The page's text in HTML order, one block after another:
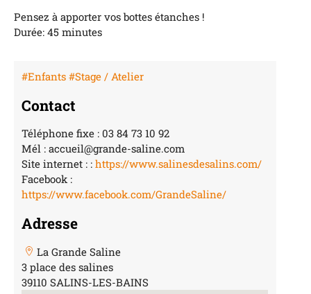
Pensez à apporter vos bottes étanches !
Durée: 45 minutes
#Enfants #Stage / Atelier
Contact
Téléphone fixe : 03 84 73 10 92
Mél : accueil@grande-saline.com
Site internet : :https://www.salinesdesalins.com/
Facebook :
https://www.facebook.com/GrandeSaline/
Adresse
La Grande Saline
3 place des salines
39110 SALINS-LES-BAINS